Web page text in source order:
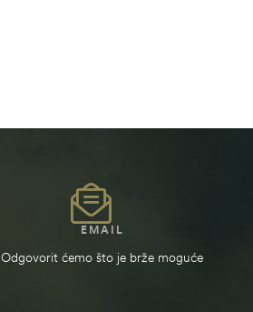
EMAIL
Odgovorit ćemo što je brže moguće